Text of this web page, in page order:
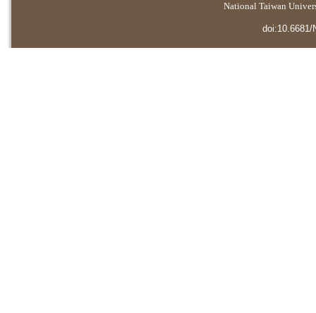
National Taiwan
doi:10.6681/